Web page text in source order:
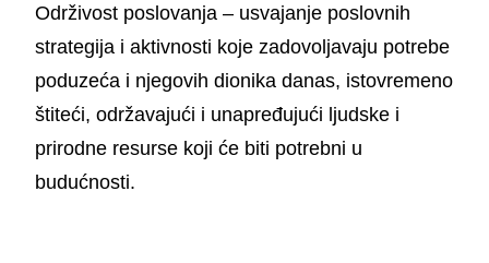
rezervi postojeći kop će se zatvoriti i sanirati.
Održivost poslovanja – usvajanje poslovnih
strategija i aktivnosti koje zadovoljavaju potrebe
poduzeća i njegovih dionika danas, istovremeno
štiteći, održavajući i unapređujući ljudske i
prirodne resurse koji će biti potrebni u
budućnosti.